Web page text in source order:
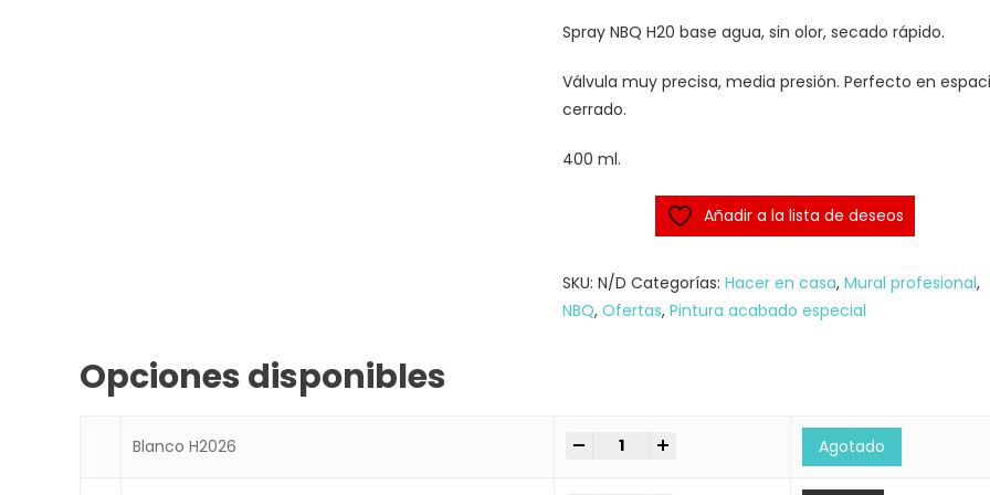
6.50€.5.85€.
Spray NBQ H20 base agua, sin olor, secado rápido.
Válvula muy precisa, media presión. Perfecto en
cerrado.
400 ml.
Añadir a la lista de deseos
SKU: N/D Categorías: Hacer en casa, Mural profesional,
NBQ, Ofertas, Pintura acabado especial
Opciones disponibles
Blanco H2026 OFERTA NBQ H2O Spray base agua quantity
Agotado